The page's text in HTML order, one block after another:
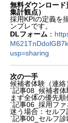
無料ダウンロード
集計観点）
採用KPIの定義を
ンプレです。
DLフォーム ：
usp=sharing
次の一手
候補者体験（連絡
`記事08_候補者
まず全体の優先順
`記事06_採用フ
迷う場合：セルフ
`記事00_セルフ